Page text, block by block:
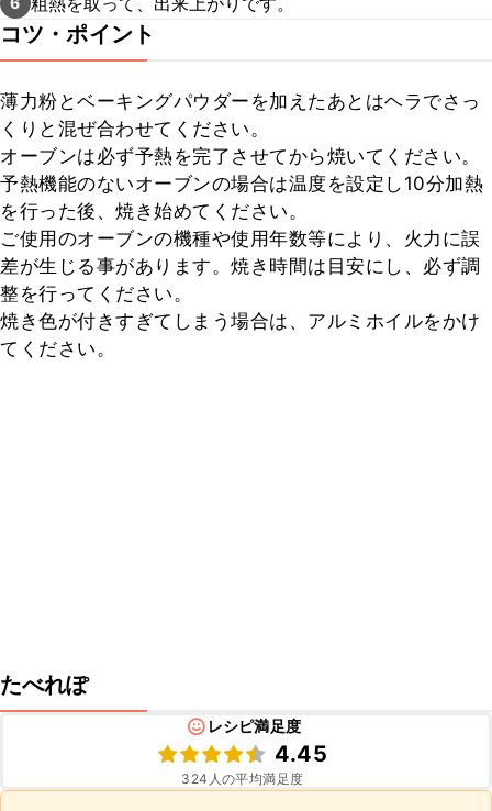
コツ・ポイント
薄力粉とベーキングパウダーを加えたあとはヘラでさっ
くりと混ぜ合わせてください。
オーブンは必ず予熱を完了させてから焼いてください。
予熱機能のないオーブンの場合は温度を設定し10分加熱
を行った後、焼き始めてください。
ご使用のオーブンの機種や使用年数等により、火力に誤
差が生じる事があります。焼き時間は目安にし、必ず調
整を行ってください。
焼き色が付きすぎてしまう場合は、アルミホイルをかけ
てください。
たべれぽ
レシピ満足度
4.45
324 人の平均満足度